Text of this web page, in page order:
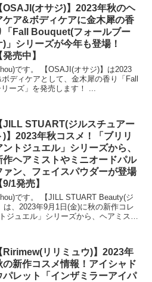
OSAJI(オサジ)】2023年秋のヘ
ケア&ボディケアに金木犀の香
「Fall Bouquet(フォールブー
)」シリーズが今年も登場！
発売中】
サジ)】は2023
ディケアとして、金木犀の香り「Fall
Bouquet(フォールブーケ)」シリーズ」を発売します！ ...
JILL STUART(ジルスチュアー
)】2023年秋コスメ！「ブリリ
ントジュエル」シリーズから、
作ヘアミストやミニオードパル
ァン、フェイスパウダーが登場
9/1発売】
Beauty(ジ
、2023年9月1日(金)に秋の新作コレ
ジュエル」シリーズから、ヘアミスト
Ririmew(リリミュウ)】2023年
の新作コスメ情報！アイシャド
パレット「インザミラーアイパ